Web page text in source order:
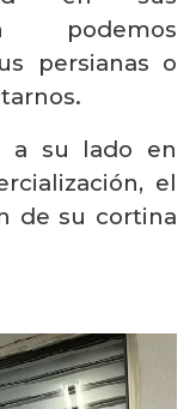
podemos
persianas o
a su lado en
el
de su cortina